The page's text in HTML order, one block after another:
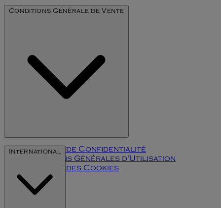
Notre Histoire
Conditions Générale de Vente
Politique de Confidentialité
Conditions Générales d'Utilisation
Politique des Cookies
Klarna
International